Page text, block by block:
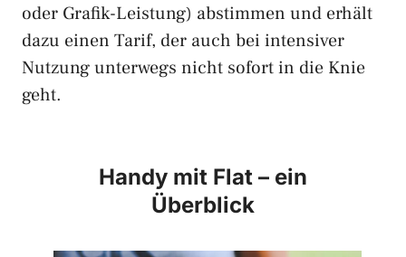
oder Grafik-Leistung) abstimmen und erhält
dazu einen Tarif, der auch bei intensiver
Nutzung unterwegs nicht sofort in die Knie
geht.
Handy mit Flat – ein
Überblick